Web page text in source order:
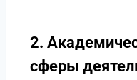
2.
сферы